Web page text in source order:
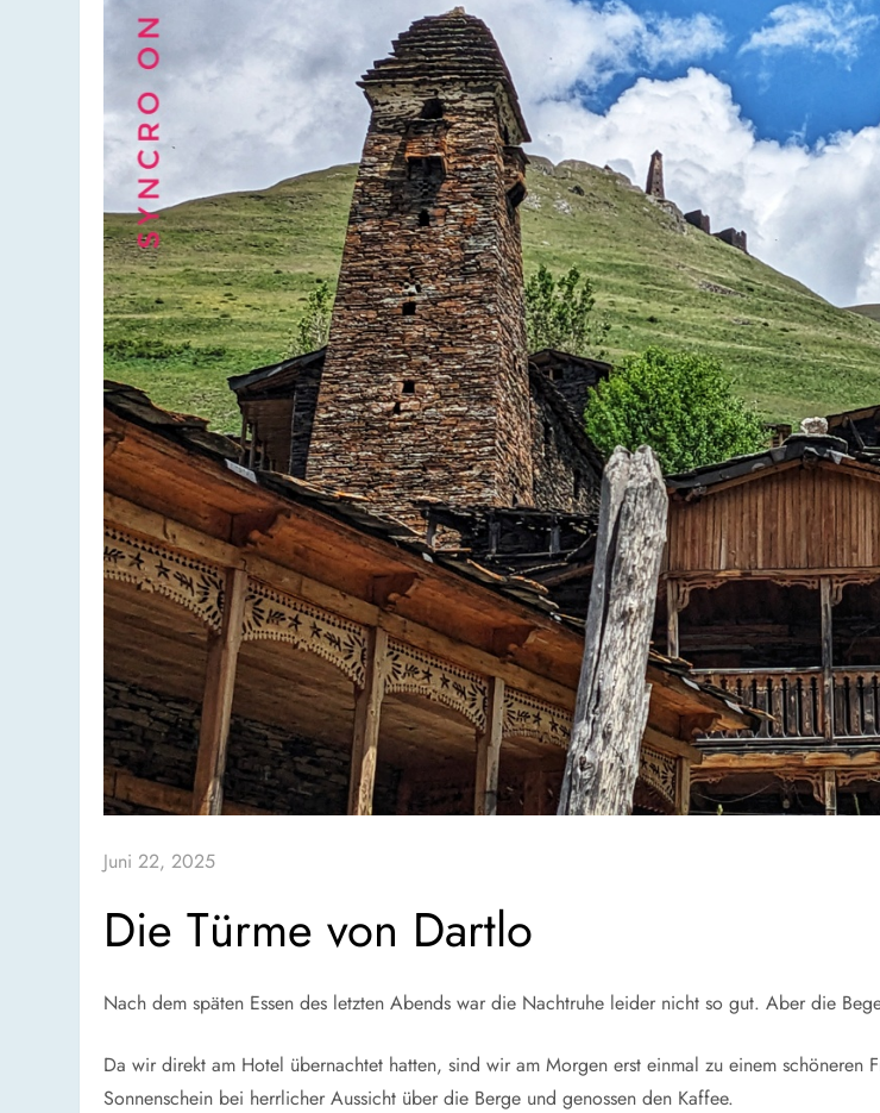
Juni 22, 2025
Die Türme von Dartlo
Nach dem späten Essen des letzten Abends war die Nachtruhe leider nicht so gut. Aber die
Da wir direkt am Hotel übernachtet hatten, sind wir am Morgen erst einmal zu einem
Sonnenschein bei herrlicher Aussicht über die Berge und genossen den Kaffee.